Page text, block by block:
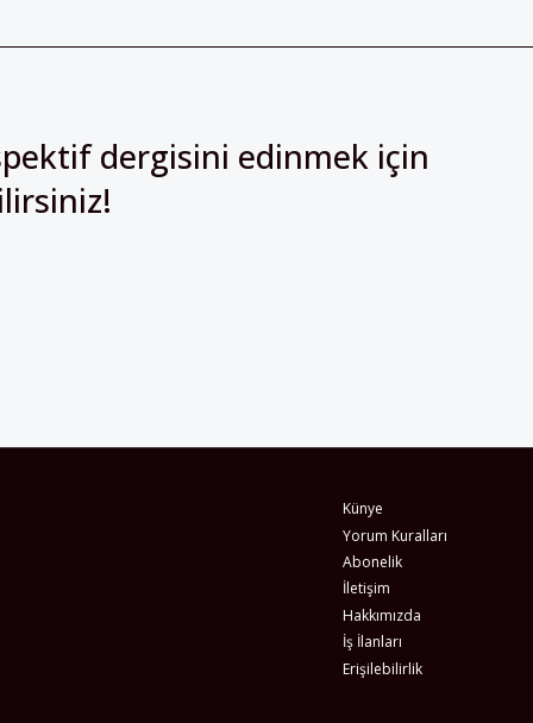
dergisini edinmek için
Künye
Yorum Kuralları
Abonelik
İletişim
Hakkımızda
İş İlanları
Erişilebilirlik